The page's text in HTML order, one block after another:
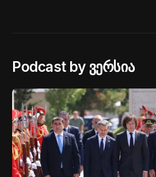
Podcast by ვერსია